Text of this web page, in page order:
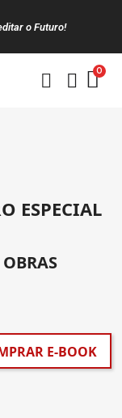
o Futuro!
ESPECIAL
E-BOOK